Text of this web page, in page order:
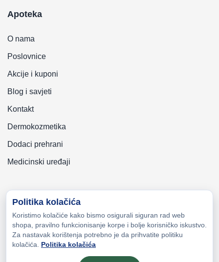
Apoteka
O nama
Poslovnice
Akcije i kuponi
Blog i savjeti
Kontakt
Dermokozmetika
Dodaci prehrani
Medicinski uređaji
Copyright © 2026 Zeni-Lijek Apoteka. Sva prava zadržana
Politika kolačića
Koristimo kolačiće kako bismo osigurali siguran rad web
shopa, pravilno funkcionisanje korpe i bolje korisničko iskustvo.
Za nastavak korištenja potrebno je da prihvatite politiku
kolačića. Politika kolačića